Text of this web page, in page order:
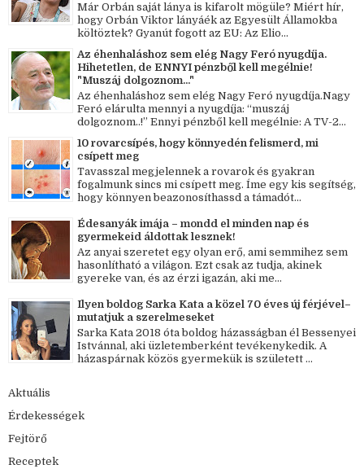
Már Orbán saját lánya is kifarolt mögüle? Miért hír,
hogy Orbán Viktor lányáék az Egyesült Államokba
költöztek? Gyanút fogott az EU: Az Elio...
Az éhenhaláshoz sem elég Nagy Feró nyugdíja.
Hihetetlen, de ENNYI pénzből kell megélnie!
"Muszáj dolgoznom..."
Az éhenhaláshoz sem elég Nagy Feró nyugdíja.Nagy
Feró elárulta mennyi a nyugdíja: “muszáj
dolgoznom..!” Ennyi pénzből kell megélnie: A TV-2...
10 rovarcsípés, hogy könnyedén felismerd, mi
csípett meg
Tavasszal megjelennek a rovarok és gyakran
fogalmunk sincs mi csípett meg. Íme egy kis segítség,
hogy könnyen beazonosíthassd a támadót...
Édesanyák imája – mondd el minden nap és
gyermekeid áldottak lesznek!
Az anyai szeretet egy olyan erő, ami semmihez sem
hasonlítható a világon. Ezt csak az tudja, akinek
gyereke van, és az érzi igazán, aki me...
Ilyen boldog Sarka Kata a közel 70 éves új férjével–
mutatjuk a szerelmeseket
Sarka Kata 2018 óta boldog házasságban él Bessenyei
Istvánnal, aki üzletemberként tevékenykedik. A
házaspárnak közös gyermekük is született ...
Aktuális
Érdekességek
Fejtörő
Receptek